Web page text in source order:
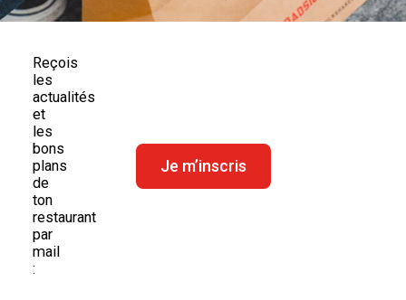
Reçois
les
actualités
et
les
bons
plans
de
ton
restaurant
par
mail
:
Je m’inscris